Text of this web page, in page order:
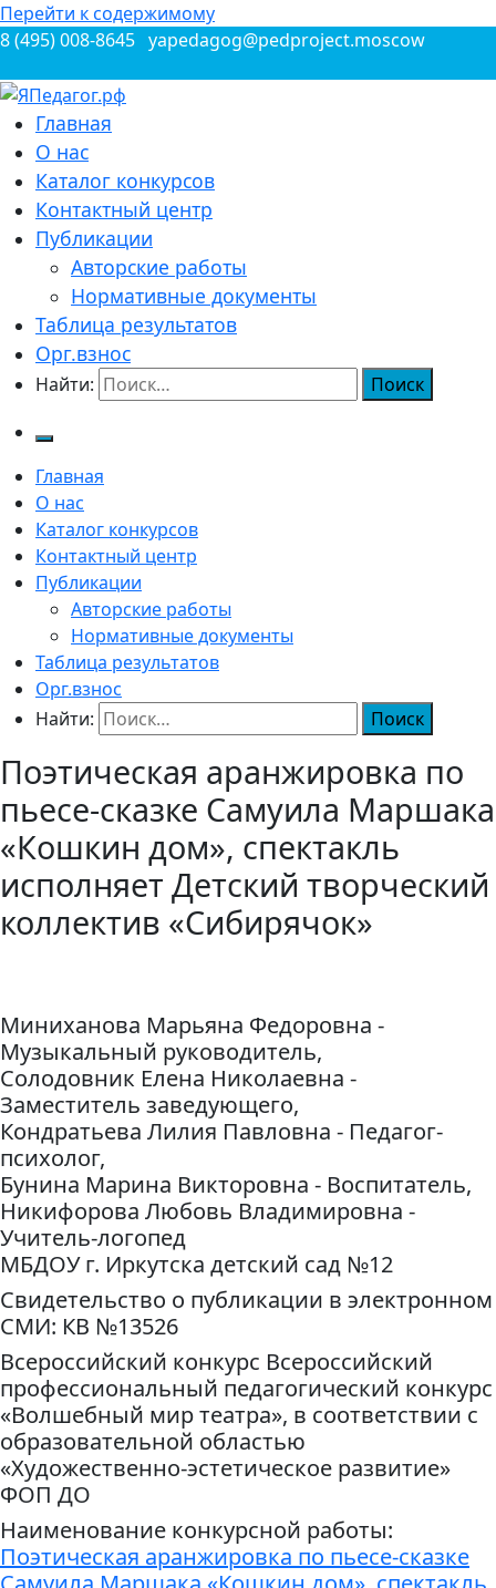
Перейти к содержимому
8 (495) 008-8645 yapedagog@pedproject.moscow
ЯПедагог.рф
Всероссийские конкурсы для педагогов
Главная
О нас
Каталог конкурсов
Контактный центр
Публикации
Авторские работы
Нормативные документы
Таблица результатов
Орг.взнос
Найти:
Главная
О нас
Каталог конкурсов
Контактный центр
Публикации
Авторские работы
Нормативные документы
Таблица результатов
Орг.взнос
Найти:
Поэтическая аранжировка по
пьесе-сказке Самуила Маршака
«Кошкин дом», спектакль
исполняет Детский творческий
коллектив «Сибирячок»
Миниханова Марьяна Федоровна -
Музыкальный руководитель,
Солодовник Елена Николаевна -
Заместитель заведующего,
Кондратьева Лилия Павловна - Педагог-
психолог,
Бунина Марина Викторовна - Воспитатель,
Никифорова Любовь Владимировна -
Учитель-логопед
МБДОУ г. Иркутска детский сад №12
Свидетельство о публикации в электронном
СМИ: КВ №13526
Всероссийский конкурс Всероссийский
профессиональный педагогический конкурс
«Волшебный мир театра», в соответствии с
образовательной областью
«Художественно-эстетическое развитие»
ФОП ДО
Наименование конкурсной работы:
Поэтическая аранжировка по пьесе-сказке